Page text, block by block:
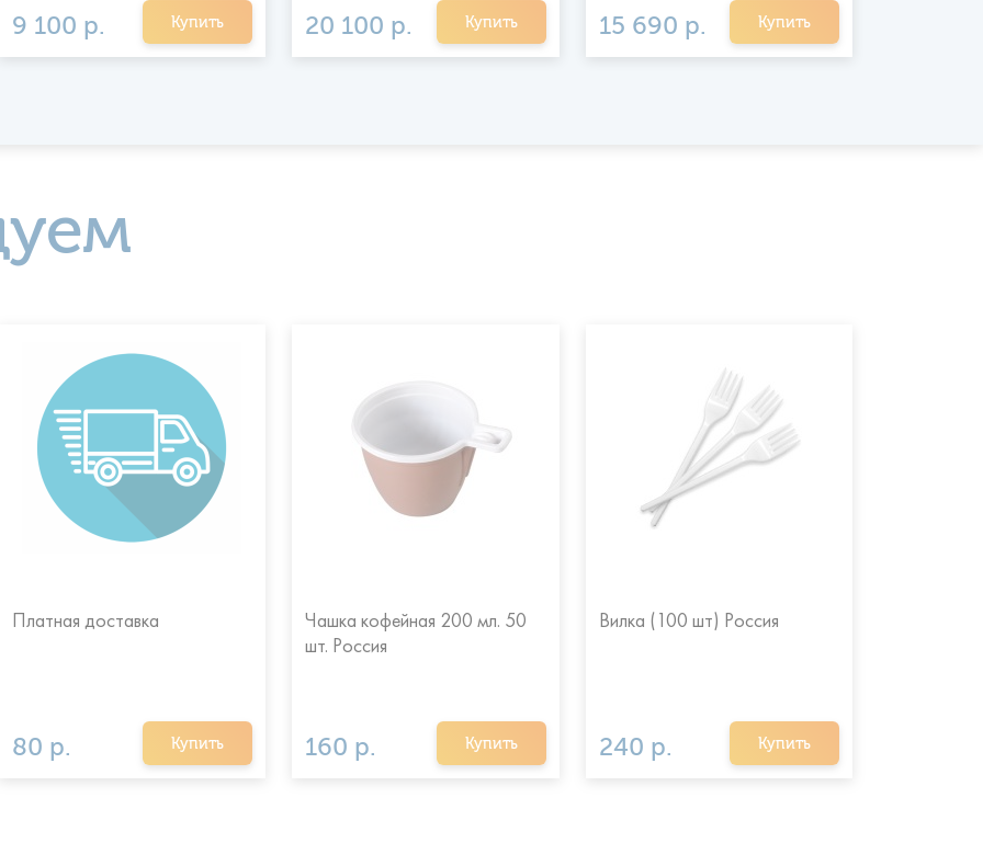
9 100 р. Купить 20 100 р. Купить 15 690 р. Купить
Платная доставка
80 р. Купить
Чашка кофейная 200 мл. 50
шт. Россия
160 р. Купить
Вилка (100 шт) Россия
240 р. Купить